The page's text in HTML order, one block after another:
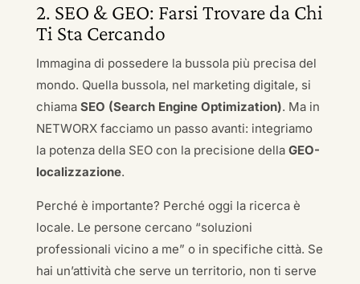
2. SEO & GEO: Farsi Trovare da Chi
Ti Sta Cercando
Immagina di possedere la bussola più precisa del
mondo. Quella bussola, nel marketing digitale, si
chiama SEO (Search Engine Optimization). Ma in
NETWORX facciamo un passo avanti: integriamo
la potenza della SEO con la precisione della GEO-
localizzazione.
Perché è importante? Perché oggi la ricerca è
locale. Le persone cercano “soluzioni
professionali vicino a me” o in specifiche città. Se
hai un’attività che serve un territorio, non ti serve